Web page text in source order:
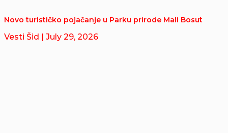
Novo turističko pojačanje u Parku prirode Mali Bosut
Vesti Šid | July 29, 2026